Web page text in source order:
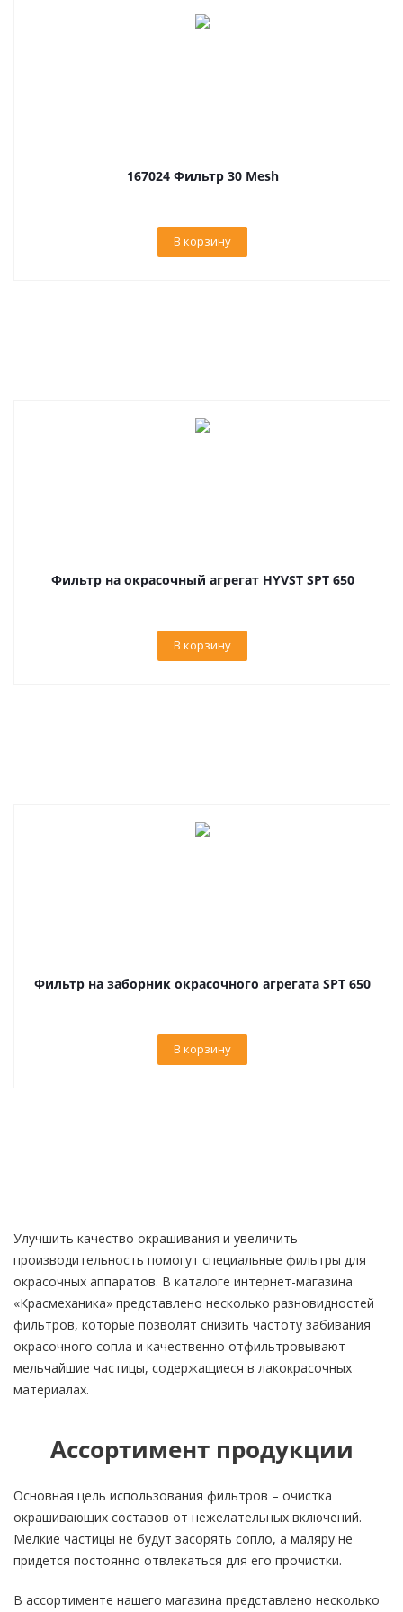
167024 Фильтр 30 Mesh
В корзину
Фильтр на окрасочный агрегат HYVST SPT 650
В корзину
Фильтр на заборник окрасочного агрегата SPT 650
В корзину
Улучшить качество окрашивания и увеличить
производительность помогут специальные фильтры для
окрасочных аппаратов. В каталоге интернет-магазина
«Красмеханика» представлено несколько разновидностей
фильтров, которые позволят снизить частоту забивания
окрасочного сопла и качественно отфильтровывают
мельчайшие частицы, содержащиеся в лакокрасочных
материалах.
Ассортимент продукции
Основная цель использования фильтров – очистка
окрашивающих составов от нежелательных включений.
Мелкие частицы не будут засорять сопло, а маляру не
придется постоянно отвлекаться для его прочистки.
В ассортименте нашего магазина представлено несколько